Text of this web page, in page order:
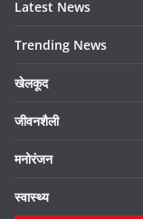
Latest News
Trending News
खेलकूद
जीवनशैली
मनोरंजन
स्वास्थ्य